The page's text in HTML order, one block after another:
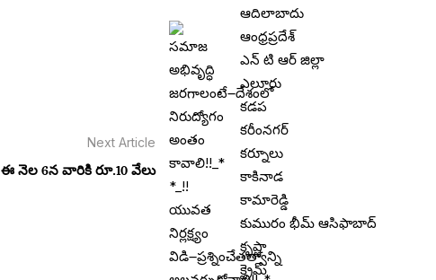
Next Article
ఈ నెల 6న వారికి రూ.10 వేలు
ఆదిలాబాదు
ఆంధ్రప్రదేశ్
ఎన్ టి ఆర్ జిల్లా
ఎలూరు
కడప
కరీంనగర్
కర్నూలు
కాకినాడ
కామారెడ్డి
కుమురం భీమ్ ఆసిఫాబాద్
కృష్ణా
క్రైమ్